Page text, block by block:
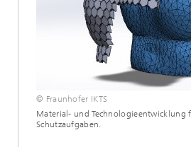
© Fraunhofer IKTS
Material- und Technologieentwicklung
Schutzaufgaben.